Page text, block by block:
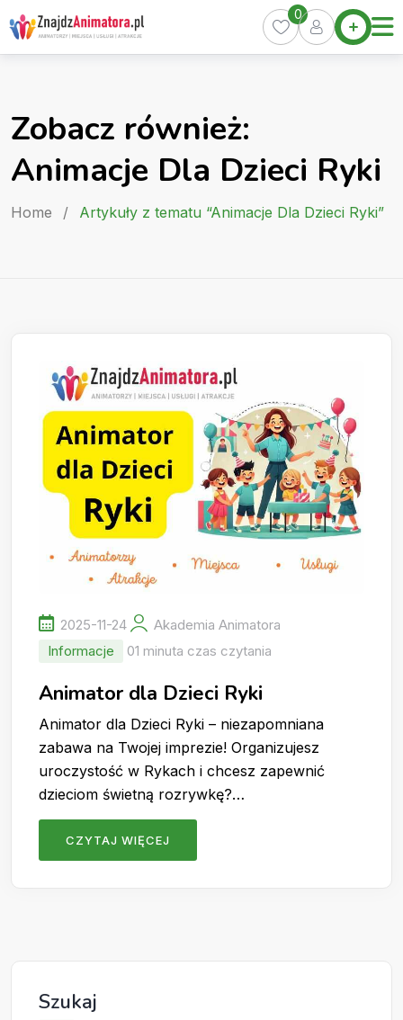
Skip
to
content
Home
Oferty
Kurs
0
Zobacz również:
Animacje Dla Dzieci Ryki
Home / Artykuły z tematu “Animacje Dla Dzieci Ryki”
2025-11-24
Akademia Animatora
Informacje
01 minuta czas czytania
Animator dla Dzieci Ryki
Animator dla Dzieci Ryki – niezapomniana
zabawa na Twojej imprezie! Organizujesz
uroczystość w Rykach i chcesz zapewnić
dzieciom świetną rozrywkę?…
CZYTAJ WIĘCEJ
Szukaj